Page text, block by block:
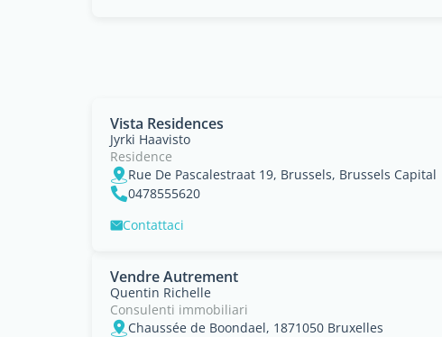
Vista Residences
Jyrki Haavisto
Residence
Rue De Pascalestraat 19, Brussels, Brussels Capital
0478555620
Contattaci
Vendre Autrement
Quentin Richelle
Consulenti immobiliari
Chaussée de Boondael, 1871050 Bruxelles